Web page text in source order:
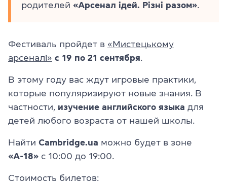
родителей «Арсенал ідей. Різні разом».
Фестиваль пройдет в «Мистецькому
арсеналі» с 19 по 21 сентября.
В этому году вас ждут игровые практики,
которые популяризируют новые знания. В
частности, изучение английского языка для
детей любого возраста от нашей школы.
Найти Cambridge.ua можно будет в зоне
«А-18» с 10:00 до 19:00.
Стоимость билетов: